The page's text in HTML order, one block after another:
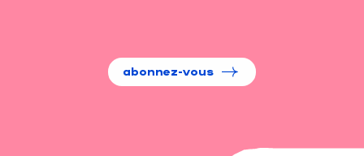
abonnez-vous